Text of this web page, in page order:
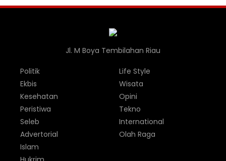
Jl. M Boya Tembilahan Riau
Politik
Ekbis
Kesehatan
Peristiwa
Seleb
Advertorial
Life Style
Wisata
Opini
Tekno
International
Olah Raga
Islam